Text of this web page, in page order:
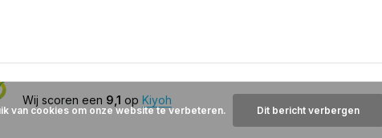
Wij scoren een 9,1 op Kiyoh
van cookies om onze website te verbeteren. Dit bericht verbergen